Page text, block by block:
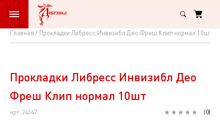
Главная Прокладки Либресс Инвизибл Део Фреш Клип нормал 10шт
Прокладки
Инвизибл
Део
Фреш
Прокладки Либресс Инвизибл Део
Фреш Клип нормал 10шт
арт: 24347 (0)